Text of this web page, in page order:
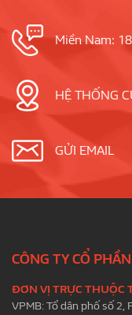
Miền Nam:
HỆ THỐNG
GỬI EMAIL
CÔNG TY CỔ
ĐƠN VỊ TRỰC THUỘC
VPMB: Tổ dân phố số 2,